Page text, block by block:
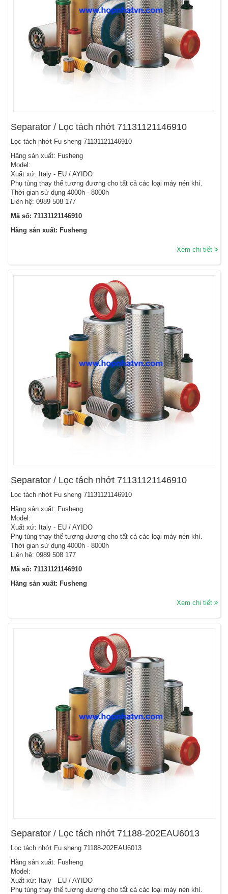
Separator / Lọc tách nhớt 71131121146910
Lọc tách nhớt Fu sheng 71131121146910
Hãng sản xuất: Fusheng
Model:
Xuất xứ: Italy - EU / AYIDO
Phụ tùng thay thế tương đương cho tất cả các loại máy nén khí.
Thời gian sử dụng 4000h - 8000h
Liên hệ: 0989 508 177
Mã số: 71131121146910
Hãng sản xuất: Fusheng
Xem chi tiết
Separator / Lọc tách nhớt 71131121146910
Lọc tách nhớt Fu sheng 71131121146910
Hãng sản xuất: Fusheng
Model:
Xuất xứ: Italy - EU / AYIDO
Phụ tùng thay thế tương đương cho tất cả các loại máy nén khí.
Thời gian sử dụng 4000h - 8000h
Liên hệ: 0989 508 177
Mã số: 71131121146910
Hãng sản xuất: Fusheng
Xem chi tiết
Separator / Lọc tách nhớt 71188-202EAU6013
Lọc tách nhớt Fu sheng 71188-202EAU6013
Hãng sản xuất: Fusheng
Model:
Xuất xứ: Italy - EU / AYIDO
Phụ tùng thay thế tương đương cho tất cả các loại máy nén khí.